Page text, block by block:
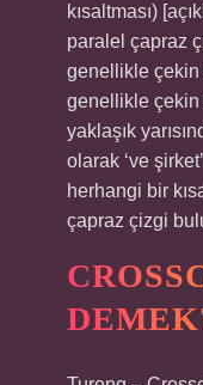
kısaltması)
paralel çapraz
genellikle çekin
genellikle
yaklaşık
olarak ‘ve
herhangi bir
çapraz çizgi